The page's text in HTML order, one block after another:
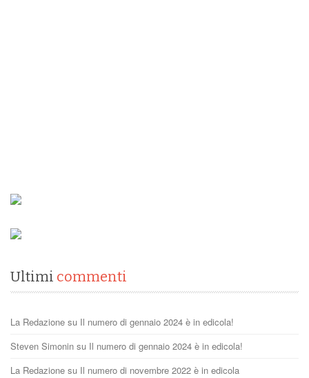
Ultimi commenti
La Redazione su Il numero di gennaio 2024 è in edicola!
Steven Simonin su Il numero di gennaio 2024 è in edicola!
La Redazione su Il numero di novembre 2022 è in edicola